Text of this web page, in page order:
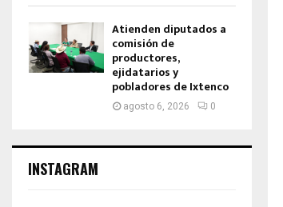
Atienden diputados a
comisión de
productores,
ejidatarios y
pobladores de Ixtenco
agosto 6, 2026 0
INSTAGRAM